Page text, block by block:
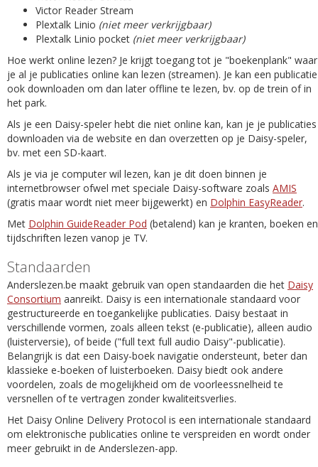
Victor Reader Stream
Plextalk Linio (niet meer verkrijgbaar)
Plextalk Linio pocket (niet meer verkrijgbaar)
Hoe werkt online lezen? Je krijgt toegang tot je "boekenplank" waar
je al je publicaties online kan lezen (streamen). Je kan een publicatie
ook downloaden om dan later offline te lezen, bv. op de trein of in
het park.
Als je een Daisy-speler hebt die niet online kan, kan je je publicaties
downloaden via de website en dan overzetten op je Daisy-speler,
bv. met een SD-kaart.
Als je via je computer wil lezen, kan je dit doen binnen je
internetbrowser ofwel met speciale Daisy-software zoals AMIS
(gratis maar wordt niet meer bijgewerkt) en Dolphin EasyReader.
Met Dolphin GuideReader Pod (betalend) kan je kranten, boeken en
tijdschriften lezen vanop je TV.
Standaarden
Anderslezen.be maakt gebruik van open standaarden die het Daisy
Consortium aanreikt. Daisy is een internationale standaard voor
gestructureerde en toegankelijke publicaties. Daisy bestaat in
verschillende vormen, zoals alleen tekst (e-publicatie), alleen audio
(luisterversie), of beide ("full text full audio Daisy"-publicatie).
Belangrijk is dat een Daisy-boek navigatie ondersteunt, beter dan
klassieke e-boeken of luisterboeken. Daisy biedt ook andere
voordelen, zoals de mogelijkheid om de voorleessnelheid te
versnellen of te vertragen zonder kwaliteitsverlies.
Het Daisy Online Delivery Protocol is een internationale standaard
om elektronische publicaties online te verspreiden en wordt onder
meer gebruikt in de Anderslezen-app.